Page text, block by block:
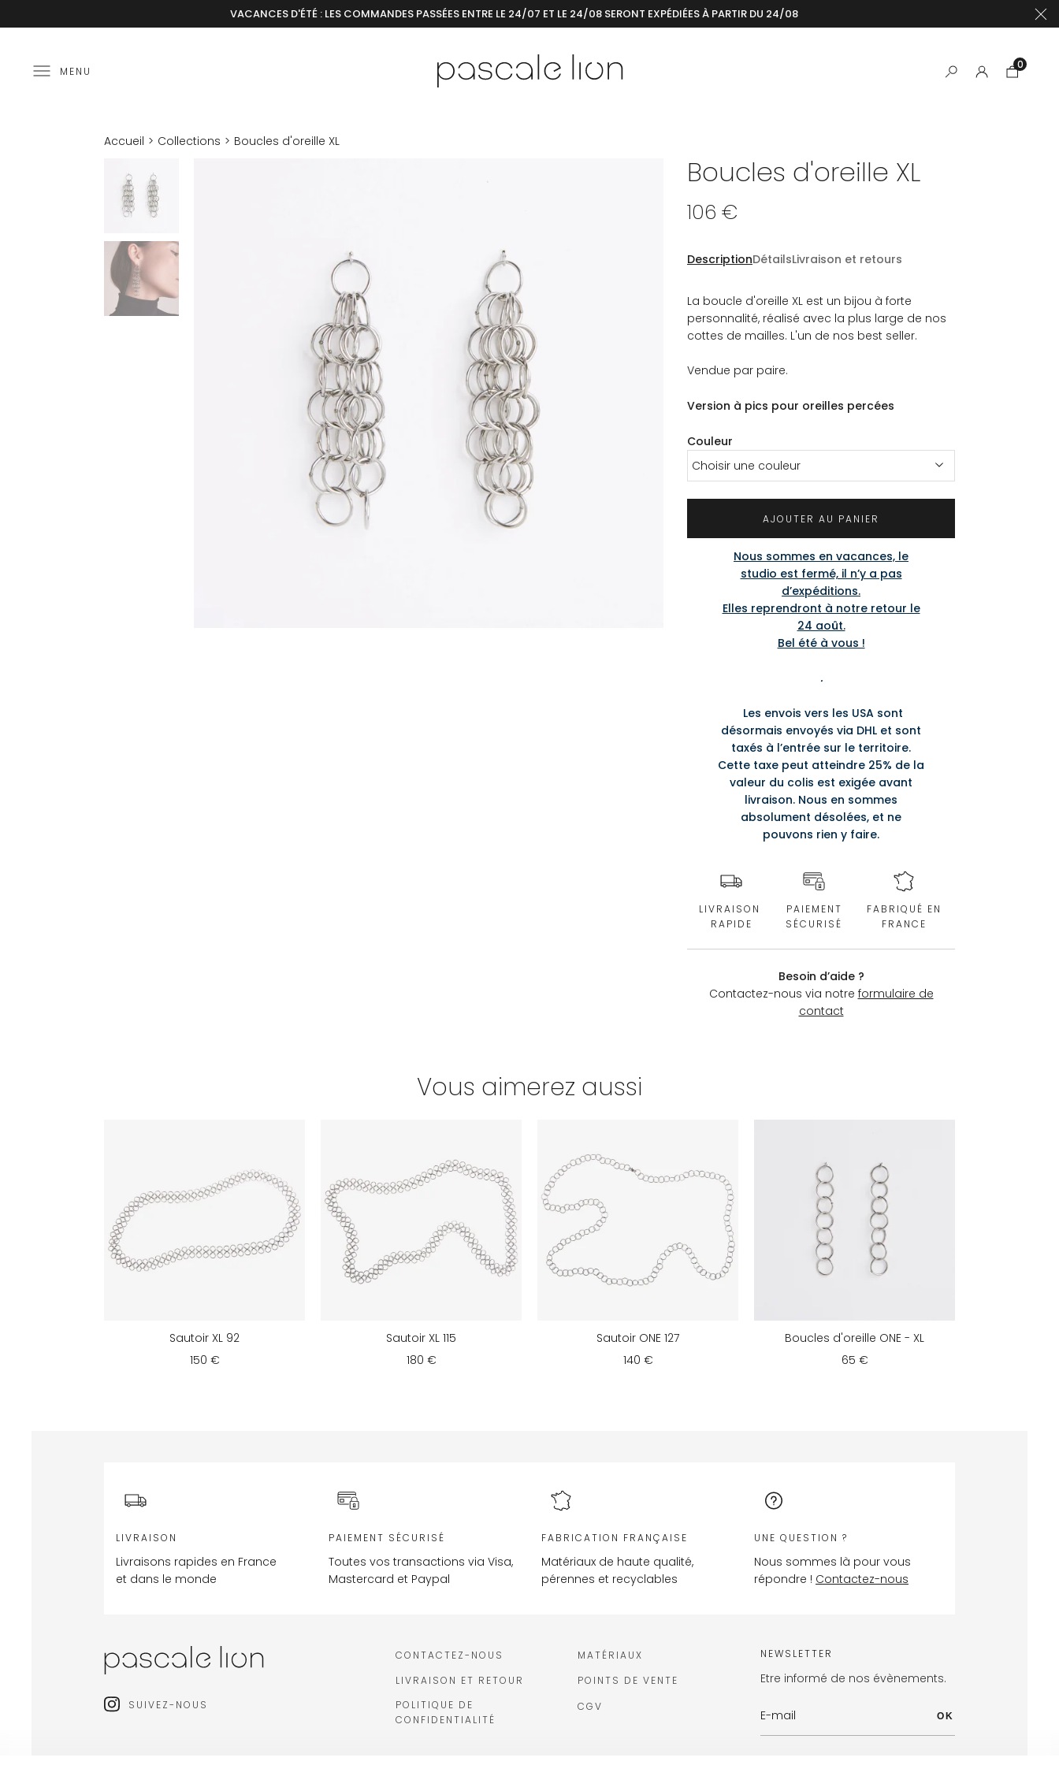
VACANCES D'ÉTÉ : LES COMMANDES PASSÉES ENTRE LE 24/07 ET LE 24/08 SERONT EXPÉDIÉES À PARTIR DU 24/08
0
MENU
Accueil Collections Boucles d'oreille XL
Boucles d'oreille XL
106 €
DescriptionDétailsLivraison et retours
La boucle d'oreille XL est un bijou à forte
personnalité, réalisé avec la plus large de nos
cottes de mailles. L'un de nos best seller.
Vendue par paire.
Version à pics pour oreilles percées
Couleur
Choisir une couleur
AJOUTER AU PANIER
Nous sommes en vacances, le
studio est fermé, il n’y a pas
d’expéditions.
Elles reprendront à notre retour le
24 août.
Bel été à vous !
.
Les envois vers les USA sont
désormais envoyés via DHL et sont
taxés à l’entrée sur le territoire.
Cette taxe peut atteindre 25% de la
valeur du colis est exigée avant
livraison. Nous en sommes
absolument désolées, et ne
pouvons rien y faire.
LIVRAISON
RAPIDE
PAIEMENT
SÉCURISÉ
FABRIQUÉ EN
FRANCE
Besoin d’aide ?
Contactez-nous via notre formulaire de
contact
Vous aimerez aussi
Sautoir XL 92
150 €
Sautoir XL 115
180 €
Sautoir ONE 127
140 €
Boucles d'oreille ONE - XL
65 €
LIVRAISON
Livraisons rapides en France
et dans le monde
PAIEMENT SÉCURISÉ
Toutes vos transactions via Visa,
Mastercard et Paypal
FABRICATION FRANÇAISE
Matériaux de haute qualité,
pérennes et recyclables
UNE QUESTION ?
Nous sommes là pour vous
répondre ! Contactez-nous
SUIVEZ-NOUS
CONTACTEZ-NOUS
LIVRAISON ET RETOUR
POLITIQUE DE
CONFIDENTIALITÉ
MATÉRIAUX
POINTS DE VENTE
CGV
NEWSLETTER
Etre informé de nos évènements.
OK